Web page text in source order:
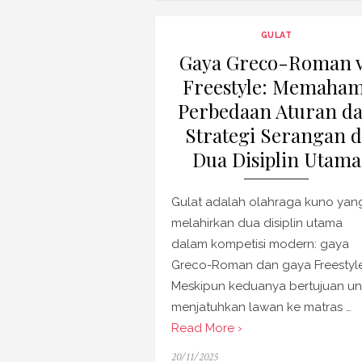
GULAT
Gaya Greco-Roman
Freestyle:
Perbedaan Aturan
Strategi Serangan
Dua Disiplin Utama
Gulat adalah olahraga kuno
melahirkan dua disiplin utama
dalam kompetisi modern: gaya
Greco-Roman dan gaya
Meskipun keduanya bertujuan
menjatuhkan lawan ke matras …
Read More ›
Posted
20/11/2025